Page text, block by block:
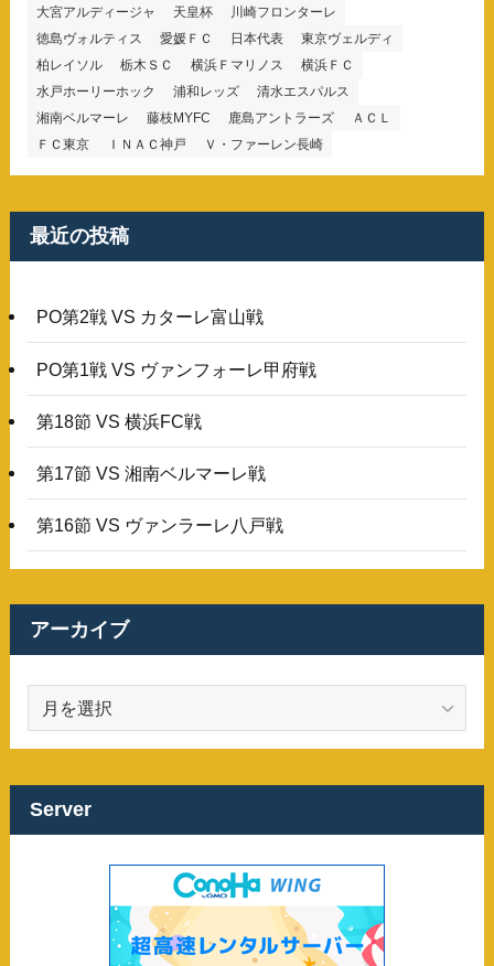
大宮アルディージャ
天皇杯
川崎フロンターレ
徳島ヴォルティス
愛媛ＦＣ 日本代表
東京ヴェルディ
柏レイソル
栃木ＳＣ 横浜Ｆマリノス
横浜ＦＣ
水戸ホーリーホック
浦和レッズ
清水エスパルス
湘南ベルマーレ
藤枝MYFC 鹿島アントラーズ
ＡＣＬ
ＦＣ東京
ＩＮＡＣ神戸 Ｖ・ファーレン長崎
最近の投稿
PO第2戦 VS カターレ富山戦
PO第1戦 VS ヴァンフォーレ甲府戦
第18節 VS 横浜FC戦
第17節 VS 湘南ベルマーレ戦
第16節 VS ヴァンラーレ八戸戦
アーカイブ
カ
ブ
Server